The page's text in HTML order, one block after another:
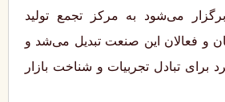
می‌شود به مرکز تجمع تولید
و فعالان این صنعت تبدیل می‌شد و
تبادل تجربیات و شناخت بازار